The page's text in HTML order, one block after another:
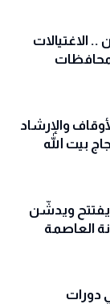
الاغتيالات
والإرشاد
بيت الله
يفتتح ويدشّن
العاصمة
دورات